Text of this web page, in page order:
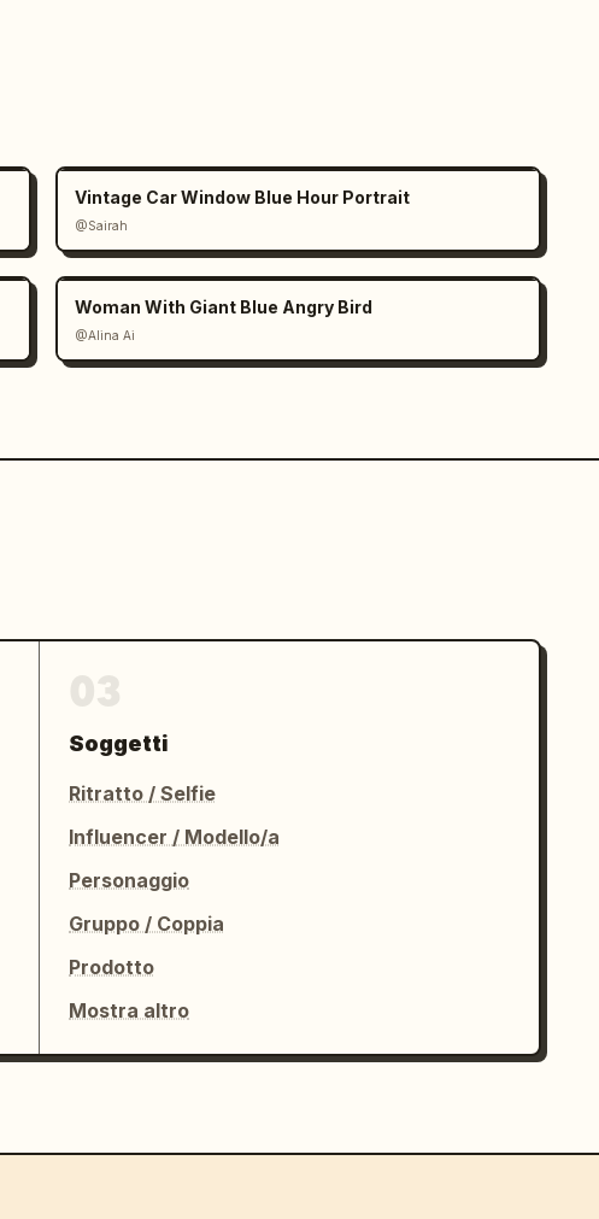
Vintage Car Window Blue Hour Portrait
@Sairah
Woman With Giant Blue Angry Bird
@Alina Ai
Soggetti
Ritratto / Selfie
Influencer / Modello/a
Personaggio
Gruppo / Coppia
Prodotto
Mostra altro